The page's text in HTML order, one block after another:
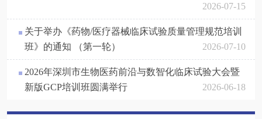
2026-07-15
关于举办《药物/医疗器械临床试验质量管理规范培训
班》的通知 （第一轮）
2026-07-10
2026年深圳市生物医药前沿与数智化临床试验大会暨
新版GCP培训班圆满举行
2026-06-18